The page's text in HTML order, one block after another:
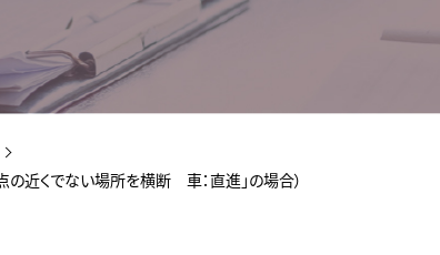
近くでない場所を横断 車：直進」の場合）